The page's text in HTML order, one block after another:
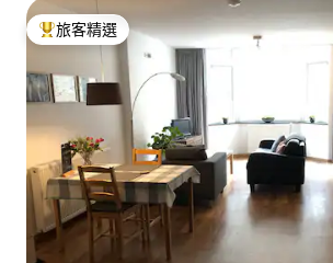
旅客精選榜首
旅客精選